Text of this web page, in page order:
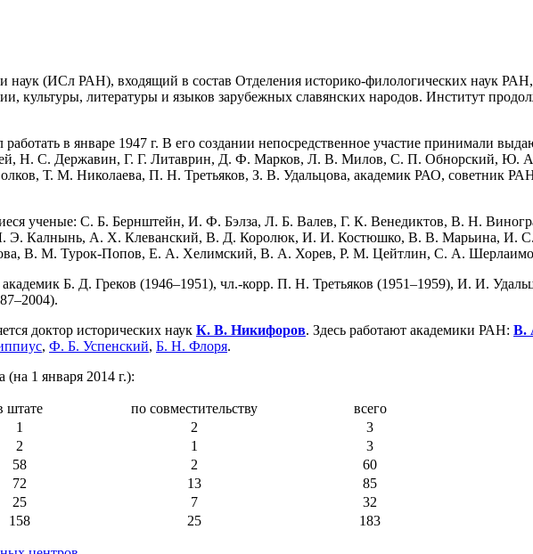
наук (ИСл РАН), входящий в состав Отделения историко-филологических наук
культуры, литературы и языков зарубежных славянских народов. Институт
в январе 1947 г. В его создании непосредственное участие принимали
Н. С. Державин, Г. Г. Литаврин, Д. Ф. Марков, Л. В. Милов, С. П. Обнорский, Ю.
Т. М. Николаева, П. Н. Третьяков, З. В. Удальцова, академик РАО, советник
ученые: С. Б. Бернштейн, И. Ф. Бэлза, Л. Б. Валев, Г. К. Венедиктов, В. Н.
Э. Калнынь, А. Х. Клеванский, В. Д. Королюк, И. И. Костюшко, В. В. Марьина, И.
В. М. Турок-Попов, Е. А. Хелимский, В. А. Хорев, Р. М. Цейтлин, С. А.
Б. Д. Греков (1946–1951), чл.-корр. П. Н. Третьяков (1951–1959), И. И.
доктор исторических наук К. В. Никифоров. Здесь работают академики РАН: В.
, Ф. Б. Успенский, Б. Н. Флоря.
1 января 2014 г.):
штате по совместительству
всего
1 2
3
2 1
3
58 2
60
72 13
85
25 7
32
158 25 183